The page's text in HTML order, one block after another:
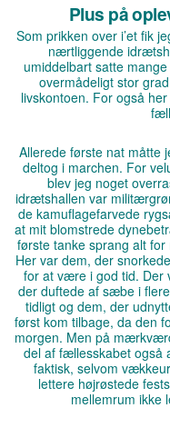
Plus på
Som prikken over i’et fik
nærtliggende
umiddelbart satte
overmådeligt stor
livskontoen. For også
Allerede første nat måtte
deltog i marchen. For
blev jeg noget
idrætshallen var
de kamuflagefarvede
at mit blomstrede
første tanke sprang alt
Her var dem, der
for at være i god tid. Der
der duftede af sæbe i
tidligt og dem, der
først kom tilbage, da den
morgen. Men på
del af fællesskabet også
faktisk, selvom
lettere højrøstede
mellemrum ikke